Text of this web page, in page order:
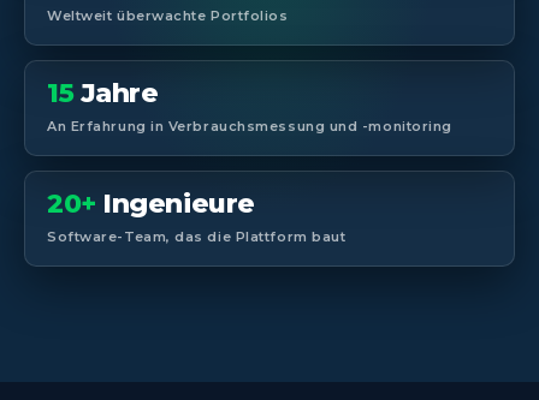
Weltweit überwachte Portfolios
15Jahre
An Erfahrung in Verbrauchsmessung und -monitoring
20+ Ingenieure
Software-Team, das die Plattform baut